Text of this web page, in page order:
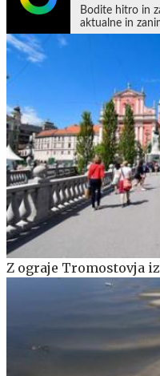
Bodite hitro in
aktualne in
Z ograje Tromostovja